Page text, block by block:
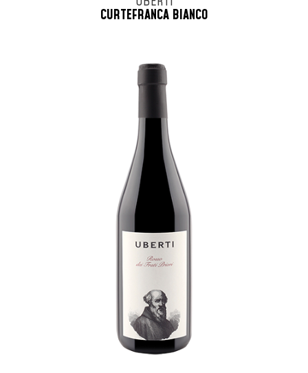
CURTEFRANCA BIANCO